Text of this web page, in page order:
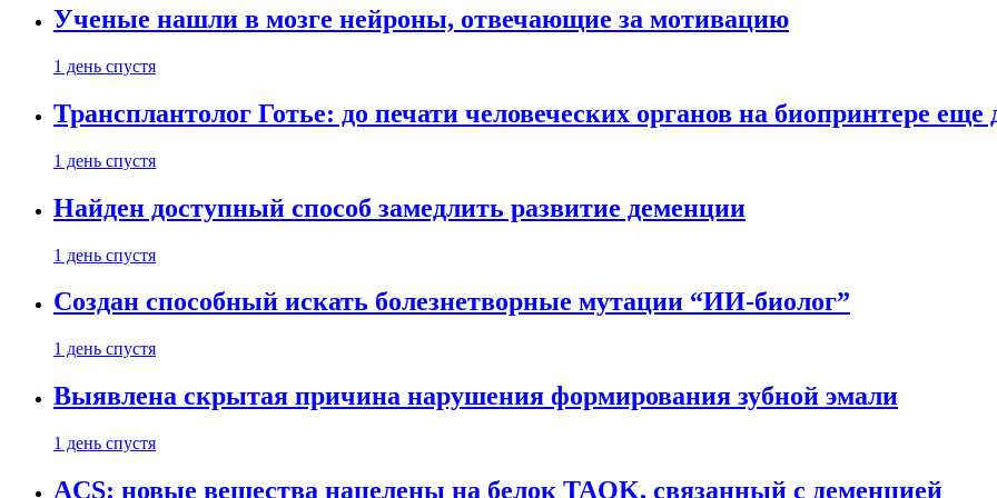
Ученые нашли в мозге нейроны, отвечающие за мотивацию
1 день спустя
Трансплантолог Готье: до печати человеческих органов на биопринтере еще
1 день спустя
Найден доступный способ замедлить развитие деменции
1 день спустя
Создан способный искать болезнетворные мутации “ИИ-биолог”
1 день спустя
Выявлена скрытая причина нарушения формирования зубной эмали
1 день спустя
ACS: новые вещества нацелены на белок TAOK, связанный с деменцией